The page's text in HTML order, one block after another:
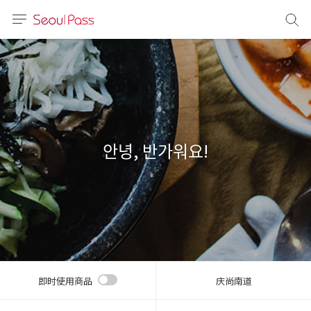
体)
文 (台灣)
안녕, 반가워요!
即时使用商品 庆尚南道